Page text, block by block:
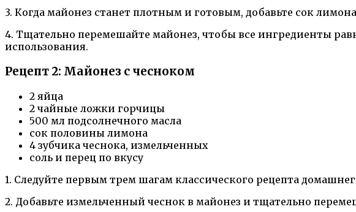
3. Когда майонез станет плотным и готовым, добавьте сок
4. Тщательно перемешайте майонез, чтобы все ингредиенты
использования.
Рецепт 2: Майонез с чесноком
2 яйца
2 чайные ложки горчицы
500 мл подсолнечного масла
сок половины лимона
4 зубчика чеснока, измельченных
соль и перец по вкусу
1. Следуйте первым трем шагам классического рецепта
2. Добавьте измельченный чеснок в майонез и тщательно